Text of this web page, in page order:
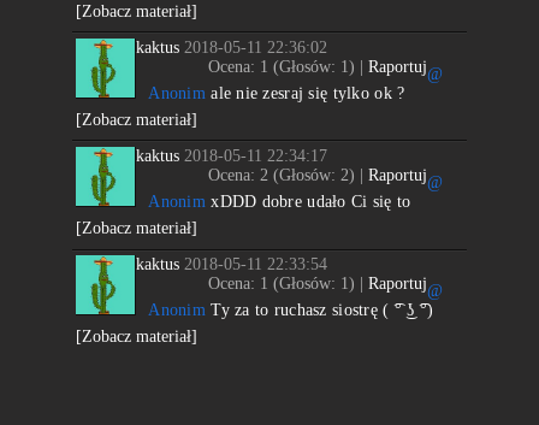
[Zobacz materiał]
kaktus 2018-05-11 22:36:02
Ocena: 1 (Głosów: 1) |Raportuj@
Anonim ale nie zesraj się tylko ok ?
[Zobacz materiał]
kaktus 2018-05-11 22:34:17
Ocena: 2 (Głosów: 2) |Raportuj@
Anonim xDDD dobre udało Ci się to
[Zobacz materiał]
kaktus 2018-05-11 22:33:54
Ocena: 1 (Głosów: 1) |Raportuj@
Anonim Ty za to ruchasz siostrę ( ͡° ͜ʖ ͡°)
[Zobacz materiał]